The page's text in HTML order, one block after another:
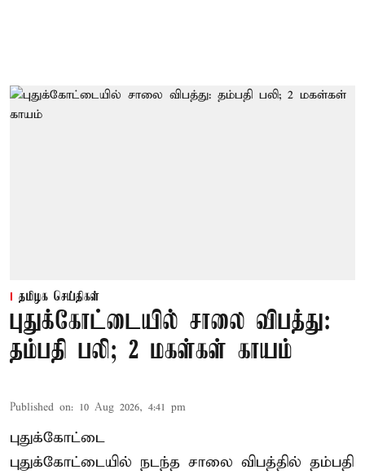
தமிழக செய்திகள்
புதுக்கோட்டையில் சாலை விபத்து:
தம்பதி பலி; 2 மகள்கள் காயம்
Published on: 10 Aug 2026, 4:41 pm
புதுக்கோட்டை
புதுக்கோட்டையில் நடந்த சாலை விபத்தில் தம்பதி